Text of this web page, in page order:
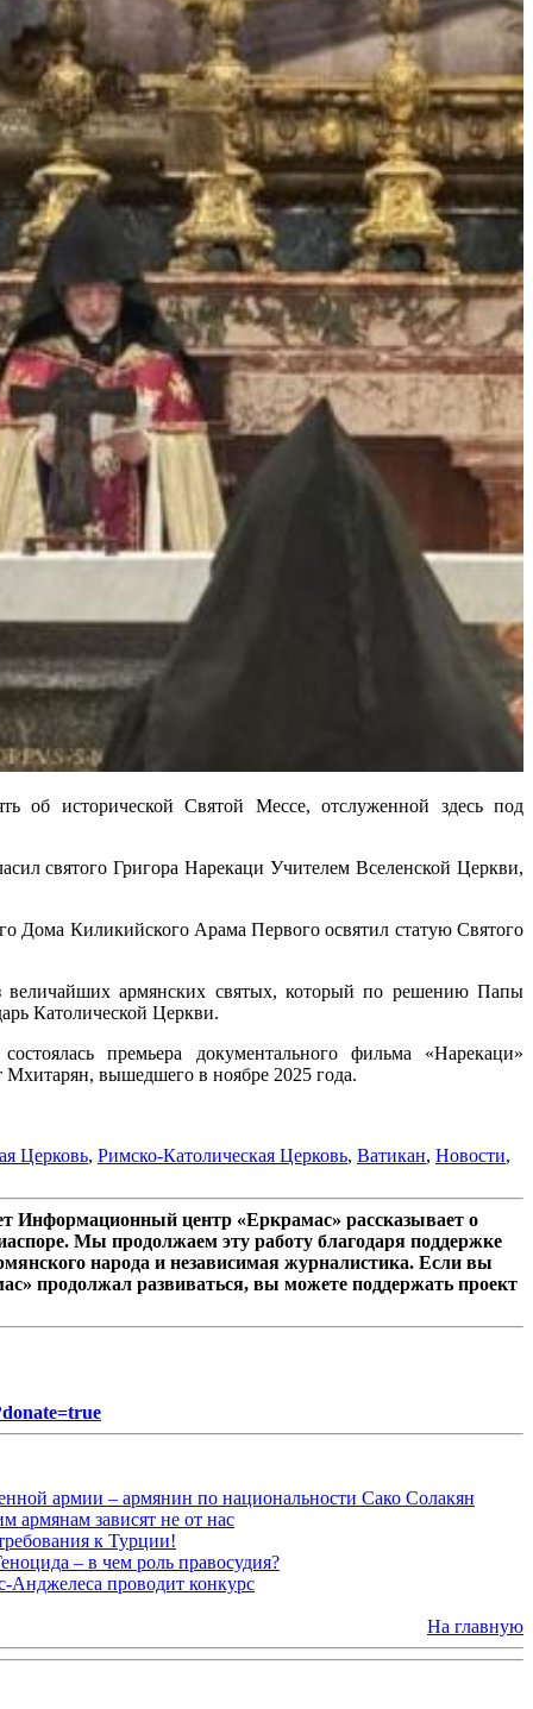
об исторической Святой Мессе, отслуженной здесь под
святого Григора Нарекаци Учителем Вселенской Церкви,
Дома Киликийского Арама Первого освятил статую Святого
величайших армянских святых, который по решению Папы
Католической Церкви.
премьера документального фильма «Нарекаци»
вышедшего в ноябре 2025 года.
Церковь, Римско-Католическая Церковь, Ватикан, Новости,
Информационный центр «Еркрамас» рассказывает о
Мы продолжаем эту работу благодаря поддержке
народа и независимая журналистика. Если вы
продолжал развиваться, вы можете поддержать проект
армии – армянин по национальности Сако Солакян
армянам зависят не от нас
к Турции!
– в чем роль правосудия?
Анджелеса проводит конкурс
На главную